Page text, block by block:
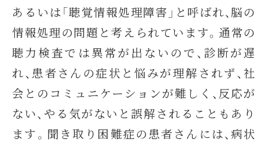
あるいは「聴覚情報処理障害」と呼ばれ、脳の
情報処理の問題と考えられています。通常の
聴力検査では異常が出ないので、診断が遅
れ、患者さんの症状と悩みが理解されず、社
会とのコミュニケーションが難しく、反応が
ない、やる気がないと誤解されることもあり
ます。聞き取り困難症の患者さんには、病状